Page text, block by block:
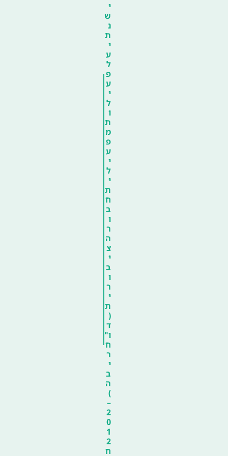
י
ש
נ
ת
י
ע
ל
פ
ע
י
ל
ו
ת
מ
פ
ע
י
ל
י
ת
ח
ב
ו
ר
ה
צ
י
ב
ו
ר
י
ת
(
ד
ו"
ח
ר
י
ב
ה
)
–
2
0
1
2
ח